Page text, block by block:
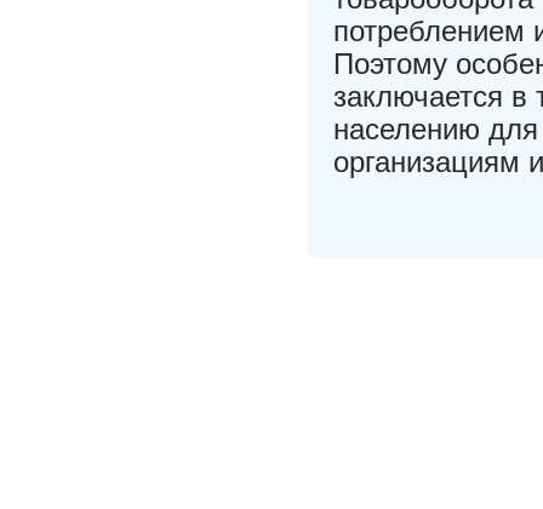
потреблением
Поэтому
заключается в
населению
организациям